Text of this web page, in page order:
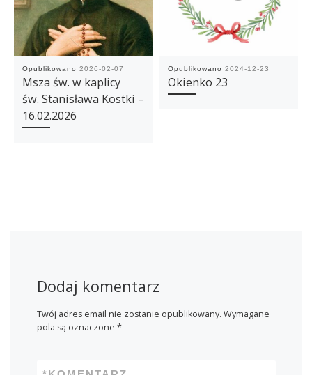
Opublikowano 2026-02-07
Msza św. w kaplicy
św. Stanisława Kostki –
16.02.2026
Opublikowano 2024-12-23
Okienko 23
Dodaj komentarz
Twój adres email nie zostanie opublikowany. Wymagane
pola są oznaczone *